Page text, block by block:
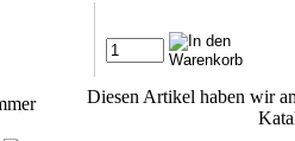
Diesen Artikel haben wir